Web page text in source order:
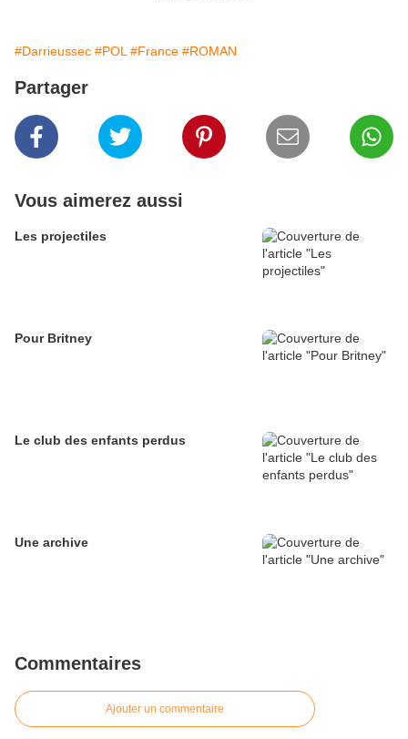
#Darrieussec #POL #France #ROMAN
Partager
Vous aimerez aussi
Les projectiles
Pour Britney
Le club des enfants perdus
Une archive
Commentaires
Ajouter un commentaire